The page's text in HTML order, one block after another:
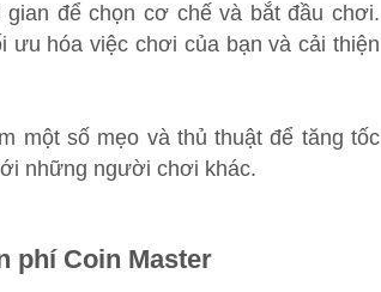
để chọn cơ chế và bắt đầu chơi.
ưu hóa việc chơi của bạn và cải thiện
một số mẹo và thủ thuật để tăng tốc
những người chơi khác.
phí Coin Master